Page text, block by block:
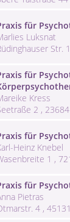
für
Luksnat
Str.
für
Kress
2 ,
für
Heinz Knebel
1 ,
für
Pietras
4 ,